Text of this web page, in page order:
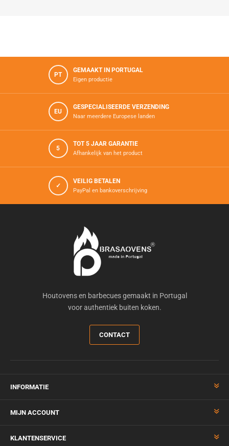
PT
GEMAAKT IN PORTUGAL
Eigen productie
EU
GESPECIALISEERDE VERZENDING
Naar meerdere Europese landen
5
TOT 5 JAAR GARANTIE
Afhankelijk van het product
✓
VEILIG BETALEN
PayPal en bankoverschrijving
Houtovens en barbecues gemaakt in Portugal
voor authentiek buiten koken.
CONTACT
INFORMATIE
MIJN ACCOUNT
KLANTENSERVICE